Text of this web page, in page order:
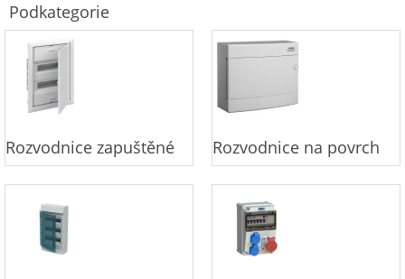
Podkategorie
Rozvodnice zapuštěné Rozvodnice na povrch